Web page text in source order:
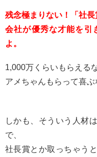
残念極まりない！「社長
会社が優秀な才能を引
よ。
1,000万くらいもらえる
アメちゃんもらって喜ぶ
しかも、そういう人材
で、
社長賞とか取っちゃう